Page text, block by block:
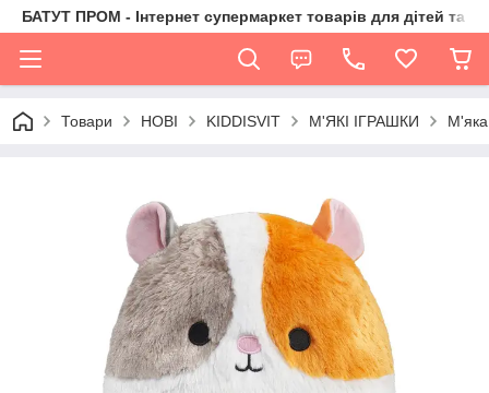
БАТУТ ПРОМ - Інтернет супермаркет товарів для дітей та їх
Товари НОВІ KIDDISVIT М'ЯКІ ІГРАШКИ